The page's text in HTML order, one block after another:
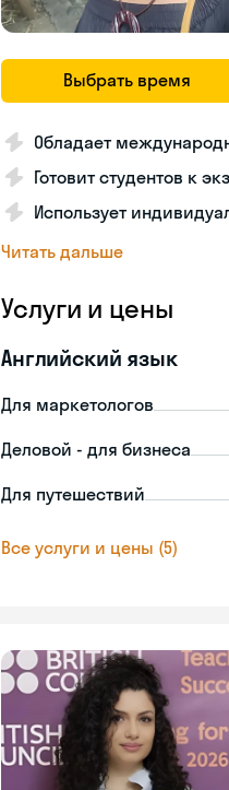
Выбрать время
Обладает
Готовит студентов к
Использует
Читать дальше
Услуги и цены
Английский язык
Для маркетологов
Деловой - для бизнеса
Для путешествий
Все услуги и цены (5)